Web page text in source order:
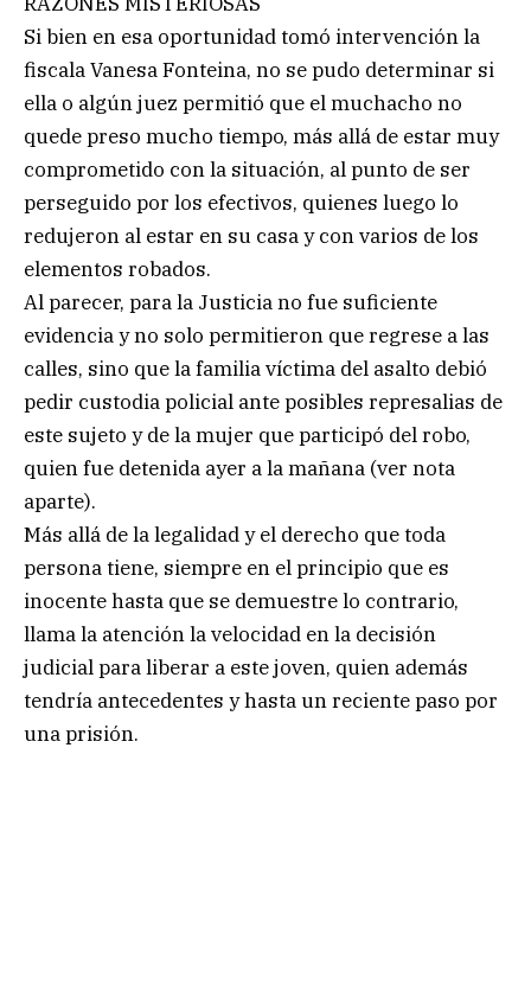
Si bien en esa oportunidad tomó intervención la
fiscala Vanesa Fonteina, no se pudo determinar si
ella o algún juez permitió que el muchacho no
quede preso mucho tiempo, más allá de estar muy
comprometido con la situación, al punto de ser
perseguido por los efectivos, quienes luego lo
redujeron al estar en su casa y con varios de los
elementos robados.
Al parecer, para la Justicia no fue suficiente
evidencia y no solo permitieron que regrese a las
calles, sino que la familia víctima del asalto debió
pedir custodia policial ante posibles represalias de
este sujeto y de la mujer que participó del robo,
quien fue detenida ayer a la mañana (ver nota
aparte).
Más allá de la legalidad y el derecho que toda
persona tiene, siempre en el principio que es
inocente hasta que se demuestre lo contrario,
llama la atención la velocidad en la decisión
judicial para liberar a este joven, quien además
tendría antecedentes y hasta un reciente paso por
una prisión.